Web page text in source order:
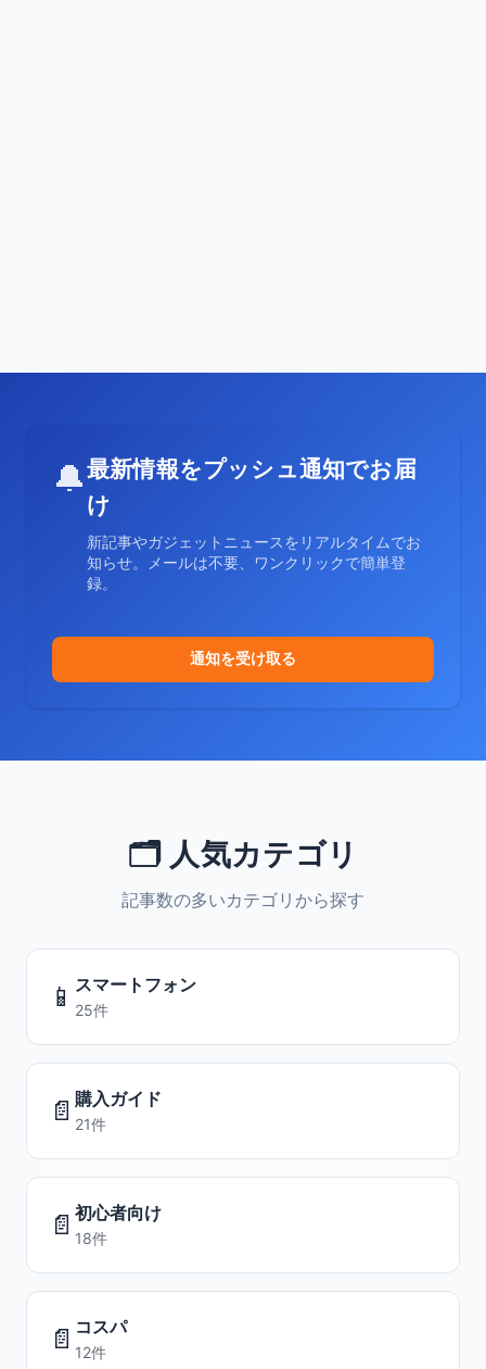
🔔最新情報をプッシュ通知でお届
け
新記事やガジェットニュースをリアルタイムでお
知らせ。メールは不要、ワンクリックで簡単登
録。
通知を受け取る
🗂️ 人気カテゴリ
記事数の多いカテゴリから探す
📱 スマートフォン
25件
📄 購入ガイド
21件
📄 初心者向け
18件
📄 コスパ
12件